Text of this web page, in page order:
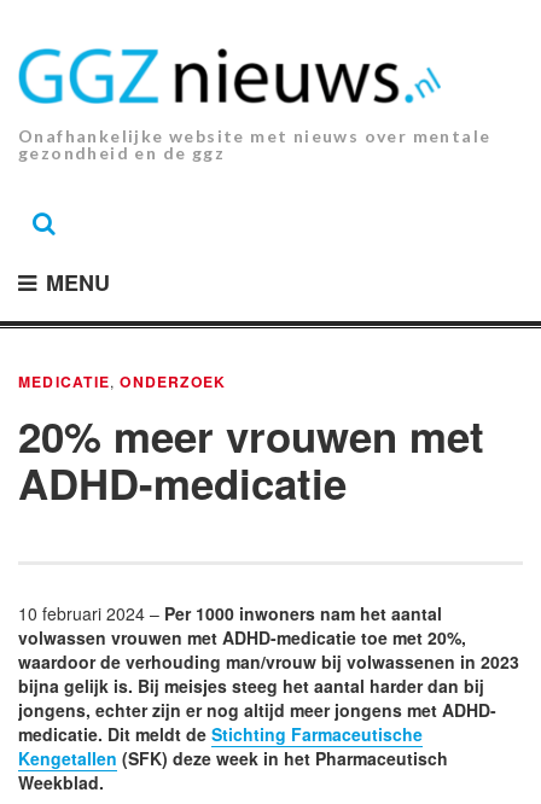
inhoud.
Onafhankelijke website met nieuws over mentale
gezondheid en de ggz
MENU
MEDICATIE,ONDERZOEK
20% meer vrouwen met
ADHD-medicatie
10 februari 2024 – Per 1000 inwoners nam het aantal
volwassen vrouwen met ADHD-medicatie toe met 20%,
waardoor de verhouding man/vrouw bij volwassenen in 2023
bijna gelijk is. Bij meisjes steeg het aantal harder dan bij
jongens, echter zijn er nog altijd meer jongens met ADHD-
medicatie. Dit meldt de Stichting Farmaceutische
Kengetallen (SFK) deze week in het Pharmaceutisch
Weekblad.